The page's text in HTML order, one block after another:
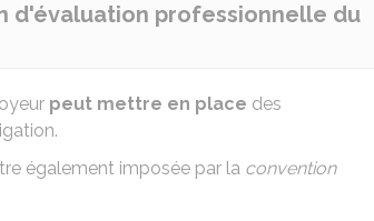
d'évaluation professionnelle du
peut mettre en place des
également imposée par la convention